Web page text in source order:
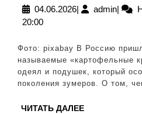
04.06.202604.06.2026
| adminadmin
|
20:00
Фото: pixabay В Россию
называемые «картофельные
одеял и подушек, который
поколения зумеров. О том,
ЧИТАТЬ ДАЛЕЕЧИТАТЬ